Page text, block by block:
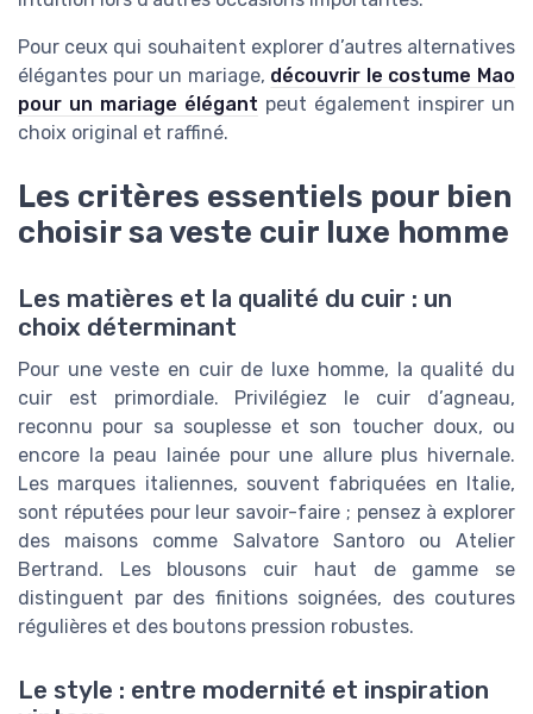
Pour ceux qui souhaitent explorer d’autres alternatives
élégantes pour un mariage, découvrir le costume Mao
pour un mariage élégant peut également inspirer un
choix original et raffiné.
Les critères essentiels pour bien
choisir sa veste cuir luxe homme
Les matières et la qualité du cuir : un
choix déterminant
Pour une veste en cuir de luxe homme, la qualité du
cuir est primordiale. Privilégiez le cuir d’agneau,
reconnu pour sa souplesse et son toucher doux, ou
encore la peau lainée pour une allure plus hivernale.
Les marques italiennes, souvent fabriquées en Italie,
sont réputées pour leur savoir-faire ; pensez à explorer
des maisons comme Salvatore Santoro ou Atelier
Bertrand. Les blousons cuir haut de gamme se
distinguent par des finitions soignées, des coutures
régulières et des boutons pression robustes.
Le style : entre modernité et inspiration